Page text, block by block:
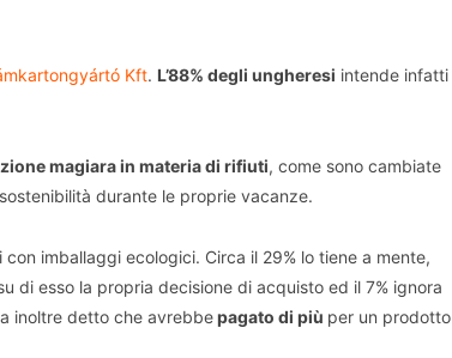
Kft. L’88% degli ungheresi intende infatti
magiara in materia di rifiuti, come sono cambiate
durante le proprie vacanze.
imballaggi ecologici. Circa il 29% lo tiene a mente,
di esso la propria decisione di acquisto ed il 7% ignora
inoltre detto che avrebbepagato di più per un prodotto